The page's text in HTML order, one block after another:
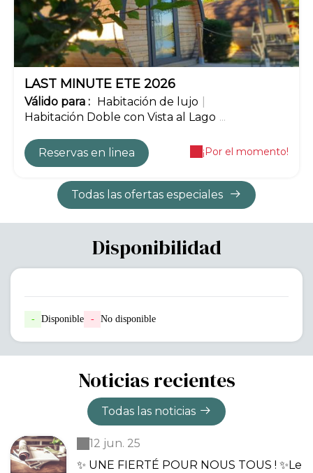
LAST MINUTE ETE 2026
Válido para : Habitación de lujo
Habitación Doble con Vista al Lago ...
Reservas en linea ¡Por el momento!
Todas las ofertas especiales
Disponibilidad
- Disponible - No disponible
Noticias recientes
Todas las noticias
12 jun. 25
✨ UNE FIERTÉ POUR NOUS TOUS ! ✨Le